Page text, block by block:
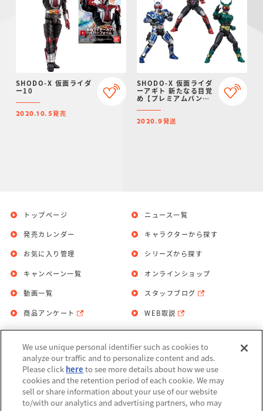
SHODO-X 仮面ライダ
ー10
2020.10.5発売
SHODO-X 仮面ライダ
ーアギト 新たなる目覚
め【プレミアムバンダ
2020.9発送
トップページ
発売カレンダー
お気に入り管理
ニュース一覧
キャラクターから探す
シリーズから探す
キャンペーン一覧
動画一覧
商品アンケート
オンラインショップ
スタッフブログ
WEB取説
お問い合わせ 個人情報保護方針
利用規約
Do Not Sell or Share My Personal
Information
We use unique personal identifier such as cookies to
analyze our traffic and to personalize content and ads.
Please click here to see more details about how we use
cookies and the retention period of each cookie. We may
sell or share information about your use of our website
to/with our analytics and advertising partners, who may